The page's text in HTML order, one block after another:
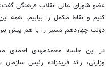
عضو شورای عالی انقلاب فرهنگی
کنیم و نقاط مکمل را بیابیم. همه
دولت چهاردهم مسیر را با هم پیش
در این جلسه محمدمهدی احمدی
وزارتی، رائد فریدزاده رئیس